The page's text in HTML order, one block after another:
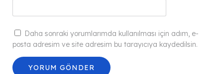
Daha sonraki yorumlarımda kullanılması için adım, e-
posta adresim ve site adresim bu tarayıcıya kaydedilsin.